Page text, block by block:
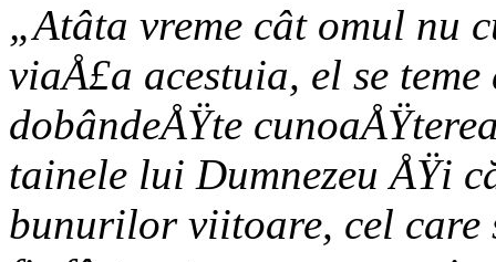
„Atâta vreme cât omul nu
viaÅ£a acestuia, el se
dobândeÅŸte
tainele lui Dumnezeu ÅŸi
bunurilor viitoare, cel care